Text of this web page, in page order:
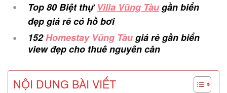
Top 80 Biệt thựVilla Vũng Tàugần biển
đẹp giá rẻ có hồ bơi
152Homestay Vũng Tàugiá rẻ gần biển
view đẹp cho thuê nguyên căn
NỘI DUNG BÀI VIẾT